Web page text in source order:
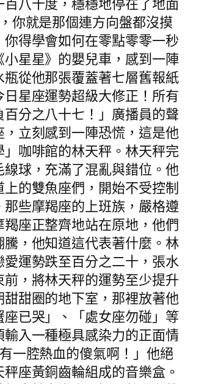
八十度，穩穩地停在了地面
你就是那個連方向盤都沒摸
得學會如何在零點零零一秒
星星》的嬰兒車，感到一陣
從他那張覆蓋著七層舊報紙
星座運勢超級大修正！所有
分之八十七！」廣播員的聲
立刻感到一陣恐慌，這是他
咖啡館的林天秤。林天秤完
球，充滿了混亂與錯位。他
的雙魚座們，開始不受控制
些摩羯座的上班族，嚴格遵
座正整齊地站在原地，他們
，他知道這代表著什麼。林
運勢跌至百分之二十，張水
，將林天秤的運勢至少提升
甜圈的地下室，那裡放著他
已哭」、「處女座勿碰」等
入一種極具感染力的正面情
一腔熱血的傻氣啊！」他絕
座黃銅齒輪組成的音樂盒。